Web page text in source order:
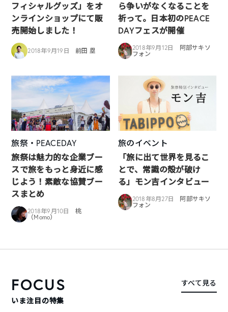
フィシャルグッズ」をオ
ンラインショップにて販
売開始しました！
2018年9月19日 前田 塁
ら争いがなくなることを
祈って。日本初のPEACE
DAYフェスが開催
2018年9月12日
阿部サキソ
フォン
旅祭・PEACEDAY
旅祭は魅力的な企業ブー
スで旅をもっと身近に感
じよう！素敵な協賛ブー
スまとめ
2018年9月10日
桃
（Momo）
旅のイベント
「旅に出て世界を見るこ
とで、常識の殻が破け
る」モン吉インタビュー
2018年8月27日
阿部サキソ
フォン
FOCUS
いま注目の特集
すべて見る